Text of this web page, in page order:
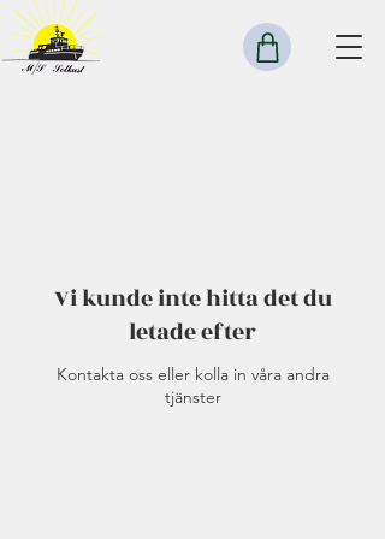
Vi kunde inte hitta det du
letade efter
Kontakta oss eller kolla in våra andra
tjänster